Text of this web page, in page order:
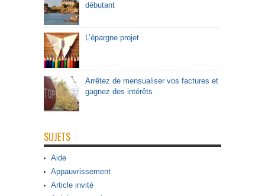
débutant
L’épargne projet
Arrêtez de mensualiser vos factures et
gagnez des intérêts
SUJETS
Aide
Appauvrissement
Article invité